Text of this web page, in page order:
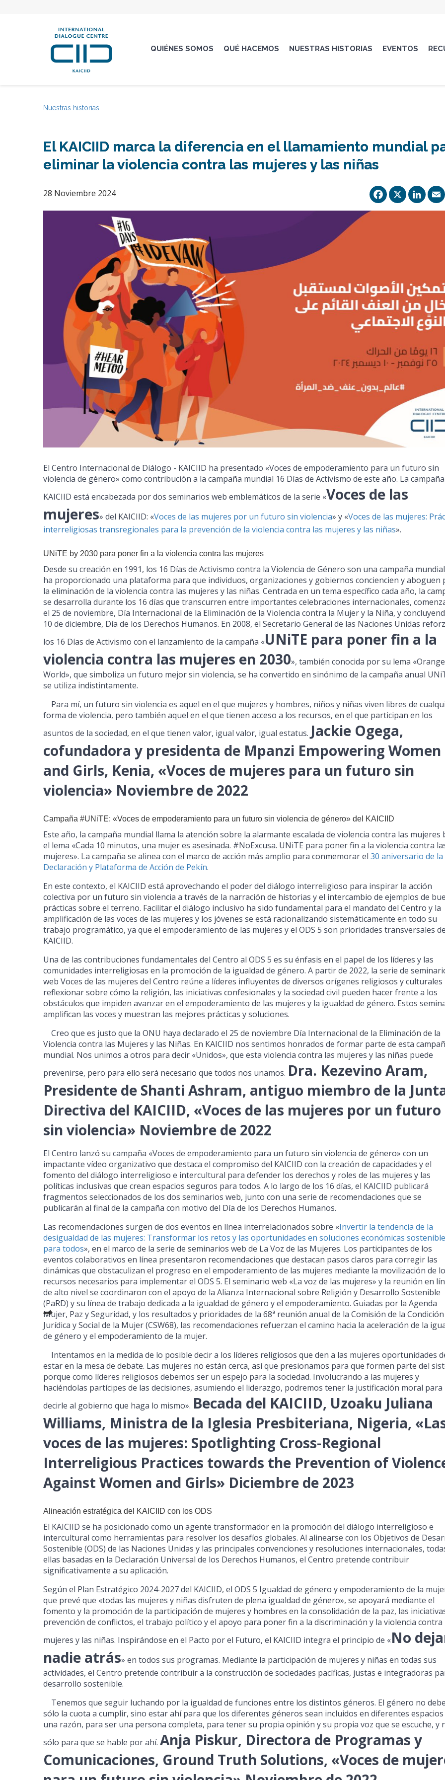
QUIÉNES SOMOS QUÉ HACEMOS NUESTRAS HISTORIAS EVENTOS
Nuestras historias
El KAICIID marca la diferencia en el llamamiento mundial
eliminar la violencia contra las mujeres y las niñas
28 Noviembre 2024 X
El Centro Internacional de Diálogo - KAICIID ha presentado «Voces de empoderamiento para un futuro sin
violencia de género» como contribución a la campaña mundial 16 Días de Activismo de este año. La
KAICIID está encabezada por dos seminarios web emblemáticos de la serie «Voces de las
mujeres» del KAICIID: «Voces de las mujeres por un futuro sin violencia» y «Voces de las mujeres:
interreligiosas transregionales para la prevención de la violencia contra las mujeres y las niñas».
UNiTE by 2030 para poner fin a la violencia contra las mujeres
Desde su creación en 1991, los 16 Días de Activismo contra la Violencia de Género son una campaña
ha proporcionado una plataforma para que individuos, organizaciones y gobiernos conciencien y aboguen
la eliminación de la violencia contra las mujeres y las niñas. Centrada en un tema específico cada año, la
se desarrolla durante los 16 días que transcurren entre importantes celebraciones internacionales,
el 25 de noviembre, Día Internacional de la Eliminación de la Violencia contra la Mujer y la Niña, y
10 de diciembre, Día de los Derechos Humanos. En 2008, el Secretario General de las Naciones Unidas
los 16 Días de Activismo con el lanzamiento de la campaña «UNiTE para poner fin a la
violencia contra las mujeres en 2030», también conocida por su lema
World», que simboliza un futuro mejor sin violencia, se ha convertido en sinónimo de la campaña anual
se utiliza indistintamente.
Para mí, un futuro sin violencia es aquel en el que mujeres y hombres, niños y niñas viven libres de
forma de violencia, pero también aquel en el que tienen acceso a los recursos, en el que participan en los
asuntos de la sociedad, en el que tienen valor, igual valor, igual estatus. Jackie Ogega,
cofundadora y presidenta de Mpanzi Empowering Women
and Girls, Kenia, «Voces de mujeres para un futuro sin
violencia» Noviembre de 2022
Campaña #UNiTE: «Voces de empoderamiento para un futuro sin violencia de género» del KAICIID
Este año, la campaña mundial llama la atención sobre la alarmante escalada de violencia contra las mujeres
el lema «Cada 10 minutos, una mujer es asesinada. #NoExcusa. UNiTE para poner fin a la violencia contra
mujeres». La campaña se alinea con el marco de acción más amplio para conmemorar el 30 aniversario de la
Declaración y Plataforma de Acción de Pekín.
En este contexto, el KAICIID está aprovechando el poder del diálogo interreligioso para inspirar la acción
colectiva por un futuro sin violencia a través de la narración de historias y el intercambio de ejemplos de
prácticas sobre el terreno. Facilitar el diálogo inclusivo ha sido fundamental para el mandato del Centro y la
amplificación de las voces de las mujeres y los jóvenes se está racionalizando sistemáticamente en todo su
trabajo programático, ya que el empoderamiento de las mujeres y el ODS 5 son prioridades transversales
KAICIID.
Una de las contribuciones fundamentales del Centro al ODS 5 es su énfasis en el papel de los líderes y las
comunidades interreligiosas en la promoción de la igualdad de género. A partir de 2022, la serie de
web Voces de las mujeres del Centro reúne a líderes influyentes de diversos orígenes religiosos y culturales
reflexionar sobre cómo la religión, las iniciativas confesionales y la sociedad civil pueden hacer frente a los
obstáculos que impiden avanzar en el empoderamiento de las mujeres y la igualdad de género. Estos
amplifican las voces y muestran las mejores prácticas y soluciones.
Creo que es justo que la ONU haya declarado el 25 de noviembre Día Internacional de la Eliminación de la
Violencia contra las Mujeres y las Niñas. En KAICIID nos sentimos honrados de formar parte de esta
mundial. Nos unimos a otros para decir «Unidos», que esta violencia contra las mujeres y las niñas puede
prevenirse, pero para ello será necesario que todos nos unamos. Dra. Kezevino Aram,
Presidente de Shanti Ashram, antiguo miembro de la
Directiva del KAICIID, «Voces de las mujeres por un futuro
sin violencia» Noviembre de 2022
El Centro lanzó su campaña «Voces de empoderamiento para un futuro sin violencia de género» con un
impactante vídeo organizativo que destaca el compromiso del KAICIID con la creación de capacidades y el
fomento del diálogo interreligioso e intercultural para defender los derechos y roles de las mujeres y las
políticas inclusivas que crean espacios seguros para todos. A lo largo de los 16 días, el KAICIID publicará
fragmentos seleccionados de los dos seminarios web, junto con una serie de recomendaciones que se
publicarán al final de la campaña con motivo del Día de los Derechos Humanos.
Las recomendaciones surgen de dos eventos en línea interrelacionados sobre «Invertir la tendencia de la
desigualdad de las mujeres: Transformar los retos y las oportunidades en soluciones económicas
para todos», en el marco de la serie de seminarios web de La Voz de las Mujeres. Los participantes de los
eventos colaborativos en línea presentaron recomendaciones que destacan pasos claros para corregir las
dinámicas que obstaculizan el progreso en el empoderamiento de las mujeres mediante la movilización de
recursos necesarios para implementar el ODS 5. El seminario web «La voz de las mujeres» y la reunión en
de alto nivel se coordinaron con el apoyo de la Alianza Internacional sobre Religión y Desarrollo Sostenible
(PaRD) y su línea de trabajo dedicada a la igualdad de género y el empoderamiento. Guiadas por la Agenda
Mujer, Paz y Seguridad, y los resultados y prioridades de la 68ª reunión anual de la Comisión de la Condición
Jurídica y Social de la Mujer (CSW68), las recomendaciones refuerzan el camino hacia la aceleración de la
de género y el empoderamiento de la mujer.
Intentamos en la medida de lo posible decir a los líderes religiosos que den a las mujeres oportunidades
estar en la mesa de debate. Las mujeres no están cerca, así que presionamos para que formen parte del
porque como líderes religiosos debemos ser un espejo para la sociedad. Involucrando a las mujeres y
haciéndolas partícipes de las decisiones, asumiendo el liderazgo, podremos tener la justificación moral para
decirle al gobierno que haga lo mismo». Becada del KAICIID, Uzoaku Juliana
Williams, Ministra de la Iglesia Presbiteriana, Nigeria,
voces de las mujeres: Spotlighting Cross-Regional
Interreligious Practices towards the Prevention of
Against Women and Girls» Diciembre de 2023
Alineación estratégica del KAICIID con los ODS
El KAICIID se ha posicionado como un agente transformador en la promoción del diálogo interreligioso e
intercultural como herramientas para resolver los desafíos globales. Al alinearse con los Objetivos de
Sostenible (ODS) de las Naciones Unidas y las principales convenciones y resoluciones internacionales,
ellas basadas en la Declaración Universal de los Derechos Humanos, el Centro pretende contribuir
significativamente a su aplicación.
Según el Plan Estratégico 2024-2027 del KAICIID, el ODS 5 Igualdad de género y empoderamiento de la
que prevé que «todas las mujeres y niñas disfruten de plena igualdad de género», se apoyará mediante el
fomento y la promoción de la participación de mujeres y hombres en la consolidación de la paz, las
prevención de conflictos, el trabajo político y el apoyo para poner fin a la discriminación y la violencia contra
mujeres y las niñas. Inspirándose en el Pacto por el Futuro, el KAICIID integra el principio de «No
nadie atrás» en todos sus programas. Mediante la participación de mujeres y niñas en todas sus
actividades, el Centro pretende contribuir a la construcción de sociedades pacíficas, justas e integradoras
desarrollo sostenible.
Tenemos que seguir luchando por la igualdad de funciones entre los distintos géneros. El género no
sólo la cuota a cumplir, sino estar ahí para que los diferentes géneros sean incluidos en diferentes
una razón, para ser una persona completa, para tener su propia opinión y su propia voz que se escuche, y
sólo para que se hable por ahí. Anja Piskur, Directora de Programas y
Comunicaciones, Ground Truth Solutions, «Voces de